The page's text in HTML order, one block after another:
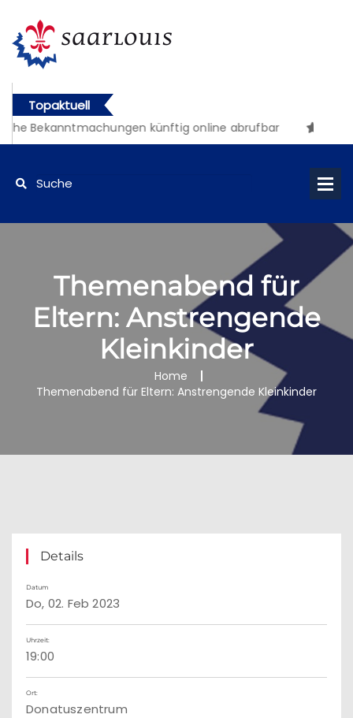
Topaktuell
Bekanntmachungen künftig online abrufbar
Themenabend für
Eltern: Anstrengende
Kleinkinder
Home
Themenabend für Eltern: Anstrengende Kleinkinder
Details
Datum
Do, 02. Feb 2023
Uhrzeit:
19:00
Ort:
Donatuszentrum